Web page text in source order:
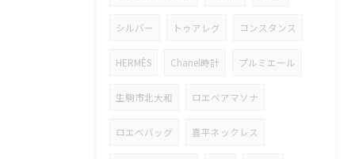
シルバー トゥアレグ コンスタンス
HERMÈS Chanel時計 プルミエール
生駒市北大和 ロエベアマソナ
ロエベバッグ 喜平ネックレス